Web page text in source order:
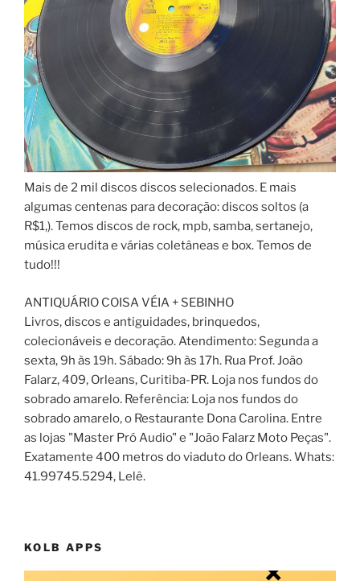
Mais de 2 mil discos discos selecionados. E mais
algumas centenas para decoração: discos soltos (a
R$1,). Temos discos de rock, mpb, samba, sertanejo,
música erudita e várias coletâneas e box. Temos de
tudo!!!
ANTIQUÁRIO COISA VÉIA + SEBINHO
Livros, discos e antiguidades, brinquedos,
colecionáveis e decoração. Atendimento: Segunda a
sexta, 9h às 19h. Sábado: 9h às 17h. Rua Prof. João
Falarz, 409, Orleans, Curitiba-PR. Loja nos fundos do
sobrado amarelo. Referência: Loja nos fundos do
sobrado amarelo, o Restaurante Dona Carolina. Entre
as lojas "Master Pró Audio" e "João Falarz Moto Peças".
Exatamente 400 metros do viaduto do Orleans. Whats:
41.99745.5294, Lelê.
KOLB APPS